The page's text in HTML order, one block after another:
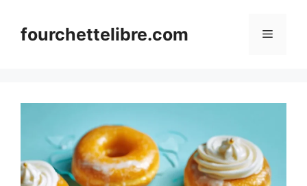
contentfourchettelibre.com Menu